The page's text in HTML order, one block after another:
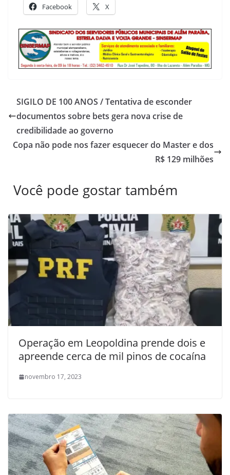
Facebook X
SIGILO DE 100 ANOS / Tentativa de esconder
documentos sobre bets gera nova crise de
credibilidade ao governo
Copa não pode nos fazer esquecer do Master e dos
R$ 129 milhões
Você pode gostar também
Operação em Leopoldina prende dois e
apreende cerca de mil pinos de cocaína
novembro 17, 2023